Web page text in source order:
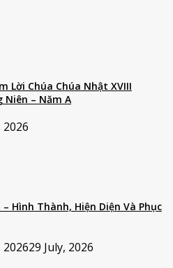
Lời Chúa Chúa Nhật XVIII
Niên – Năm A
2026
– Hình Thành, Hiện Diện Và Phục
202629 July, 2026